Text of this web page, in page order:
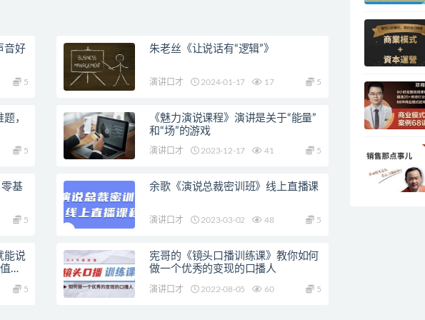
音好
5
朱老丝《让说话有“逻辑”》
演讲口才 2024-01-17 17 5
，
5
《魅力演说课程》演讲是关于“能量”
和“场”的游戏
演讲口才 2023-12-17 41 5
基
5
余歌《演说总裁密训班》线上直播课
演讲口才 2023-03-02 48 5
能说
感
5
宪哥的《镜头口播训练课》教你如何
做一个优秀的变现的口播人
演讲口才 2022-08-05 60 5